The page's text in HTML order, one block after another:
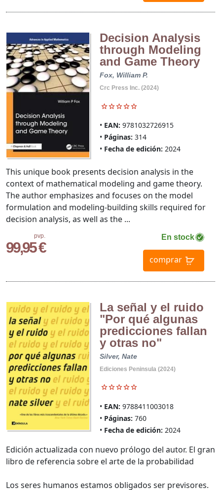
Decision Analysis
through Modeling
and Game Theory
Fox, William P.
Crc Press Inc. (2024)
EAN: 9781032726915
Páginas: 314
Fecha de edición: 2024
pvp.
99,95 €
En stock
comprar
This unique book presents decision analysis in the
context of mathematical modeling and game theory.
The author emphasizes and focuses on the model
formulation and modeling-building skills required for
decision analysis, as well as the ...
La señal y el ruido
"Por qué algunas
predicciones fallan
y otras no"
Silver, Nate
Ediciones Peninsula (2024)
EAN: 9788411003018
Páginas: 760
Fecha de edición: 2024
Edición actualizada con nuevo prólogo del autor. El gran
libro de referencia sobre el arte de la probabilidad
Los seres humanos estamos obligados ser previsores.